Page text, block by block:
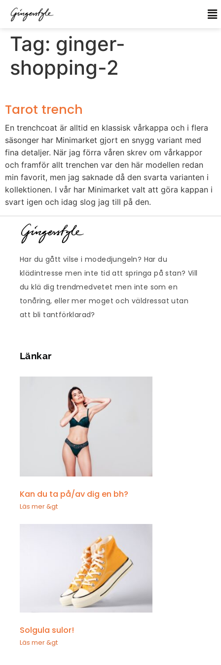
Tag: ginger-
shopping-2
Tarot trench
En trenchcoat är alltid en klassisk vårkappa och i flera
säsonger har Minimarket gjort en snygg variant med
fina detaljer. När jag förra våren skrev om vårkappor
och framför allt trenchen var den här modellen redan
min favorit, men jag saknade då den svarta varianten i
kollektionen. I vår har Minimarket valt att göra kappan i
svart igen och idag slog jag till på den.
Har du gått vilse i modedjungeln? Har du
klädintresse men inte tid att springa på stan? Vill
du klä dig trendmedvetet men inte som en
tonåring, eller mer moget och väldressat utan
att bli tantförklarad?
Länkar
Kan du ta på/av dig en bh?
Läs mer &gt
Solgula sulor!
Läs mer &gt